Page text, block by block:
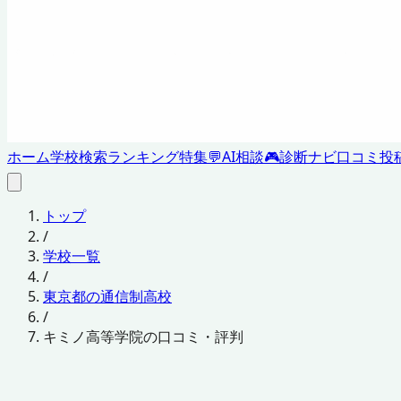
ホーム学校検索ランキング特集💬AI相談🎮診断ナビ口コミ投
トップ
/
学校一覧
/
東京都の通信制高校
/
キミノ高等学院の口コミ・評判